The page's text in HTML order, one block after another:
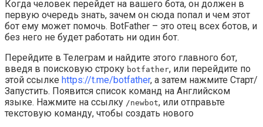
Когда человек перейдет на вашего бота, он должен в
первую очередь знать, зачем он сюда попал и чем этот
бот ему может помочь. BotFather – это отец всех ботов, и
без него не будет работать ни один бот.
Перейдите в Телеграм и найдите этого главного бот,
введя в поисковую строку botfather, или перейдите по
этой ссылке https://t.me/botfather, а затем нажмите Cтарт/
Запустить. Появится список команд на Английском
языке. Нажмите на ссылку /newbot, или отправьте
текстовую команду, чтобы создать нового